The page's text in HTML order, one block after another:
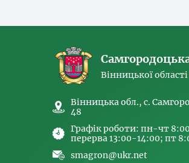
Вінницької області
Вінницька обл., с.
48
Графік роботи: пн-чт
перерва 13:00-14:00; пт
smagron@ukr.net